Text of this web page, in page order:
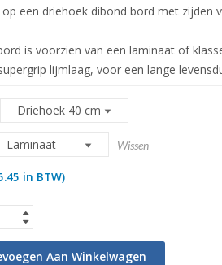
op een driehoek dibond bord met zijden
is voorzien van een laminaat of
lijmlaag, voor een lange
Wissen
in BTW)
Aan Winkelwagen